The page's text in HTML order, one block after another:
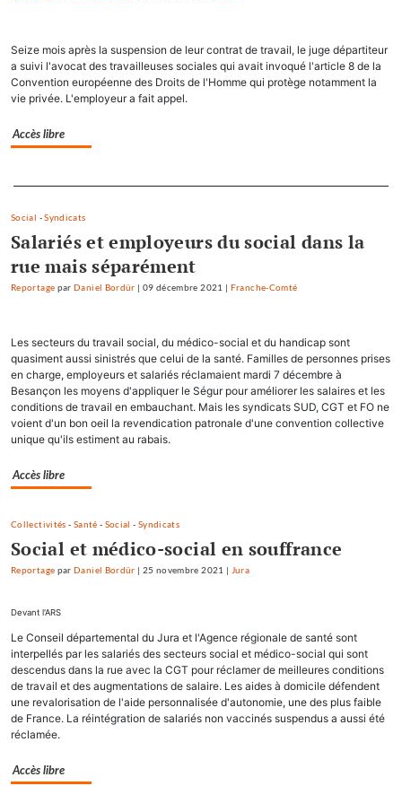
Seize mois après la suspension de leur contrat de travail, le juge départiteur
a suivi l'avocat des travailleuses sociales qui avait invoqué l'article 8 de la
Convention européenne des Droits de l'Homme qui protège notamment la
vie privée. L'employeur a fait appel.
Accès libre
Social -Syndicats
Salariés et employeurs du social dans la
rue mais séparément
Reportage parDaniel Bordür | 09 décembre 2021 | Franche-Comté
Les secteurs du travail social, du médico-social et du handicap sont
quasiment aussi sinistrés que celui de la santé. Familles de personnes prises
en charge, employeurs et salariés réclamaient mardi 7 décembre à
Besançon les moyens d'appliquer le Ségur pour améliorer les salaires et les
conditions de travail en embauchant. Mais les syndicats SUD, CGT et FO ne
voient d'un bon oeil la revendication patronale d'une convention collective
unique qu'ils estiment au rabais.
Accès libre
Collectivités - Santé - Social - Syndicats
Social et médico-social en souffrance
Reportage parDaniel Bordür | 25 novembre 2021 | Jura
Devant l'ARS
Le Conseil départemental du Jura et l'Agence régionale de santé sont
interpellés par les salariés des secteurs social et médico-social qui sont
descendus dans la rue avec la CGT pour réclamer de meilleures conditions
de travail et des augmentations de salaire. Les aides à domicile défendent
une revalorisation de l'aide personnalisée d'autonomie, une des plus faible
de France. La réintégration de salariés non vaccinés suspendus a aussi été
réclamée.
Accès libre